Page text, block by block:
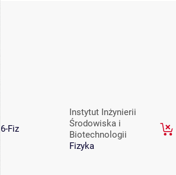
6-Fiz
Instytut Inżynierii
Środowiska i
Biotechnologii
Fizyka